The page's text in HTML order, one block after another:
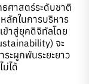
ศาสตร์ระดับชาติ
ลักในการบริหาร
ข้าสู่ยุคดิจิทัลโดย
จะ
ะผูกพันระยะยาว
ได้